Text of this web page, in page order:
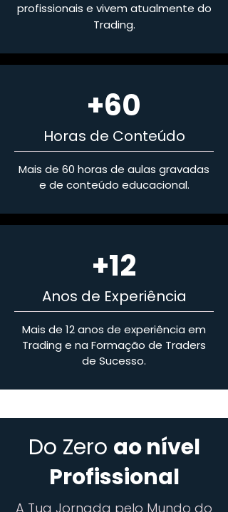
profissionais e vivem atualmente do
Trading.
+60
Horas de Conteúdo
Mais de 60 horas de aulas gravadas
e de conteúdo educacional.
+12
Anos de Experiência
Mais de 12 anos de experiência em
Trading e na Formação de Traders
de Sucesso.
Do Zero aonível
Profissional
A Tua Jornada pelo Mundo do